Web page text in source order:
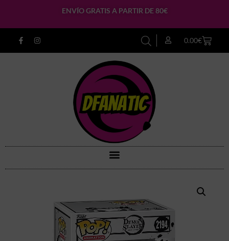
ENVÍO GRATIS A PARTIR DE 80€
0.00€